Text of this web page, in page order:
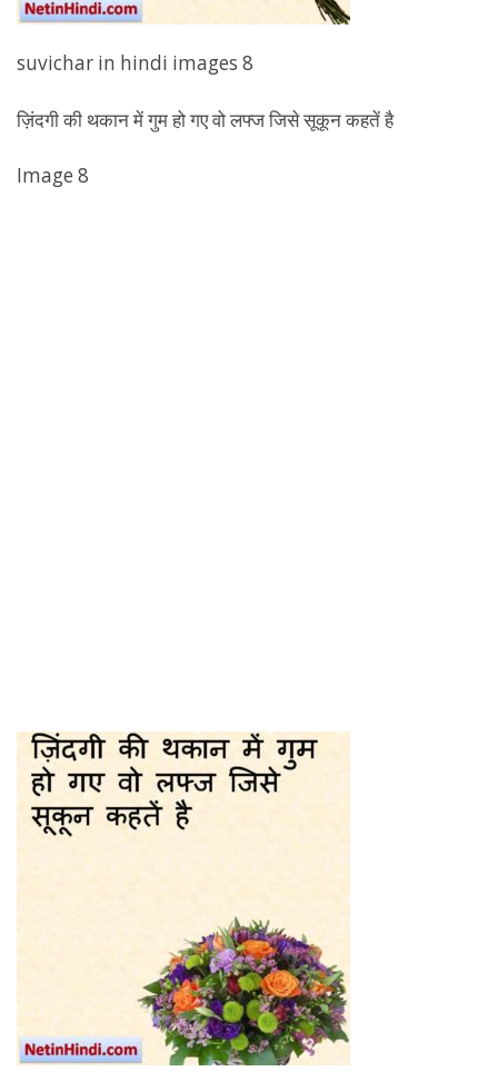
suvichar in hindi images 8
ज़िंदगी की थकान में गुम हो गए वो लफ्ज जिसे सूकून कहतें है
Image 8